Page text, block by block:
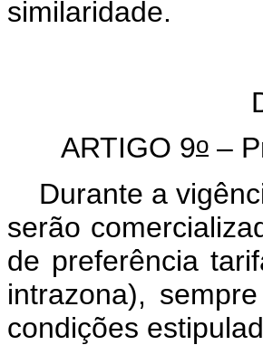
similaridade.
ARTIGO 9o –
Durante a
serão
de preferência
intrazona),
condições